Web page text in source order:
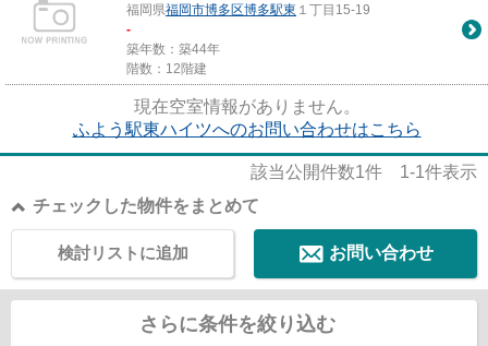
福岡県福岡市博多区博多駅東 １丁目15-19
-
築年数：築44年
階数：12階建
現在空室情報がありません。
ふよう駅東ハイツへのお問い合わせはこちら
該当公開件数1件 1-1件表示
チェックした物件をまとめて
お問い合わせ
検討リストに追加
さらに条件を絞り込む